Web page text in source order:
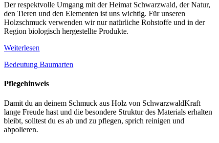
Der respektvolle Umgang mit der Heimat Schwarzwald, der Natur,
den Tieren und den Elementen ist uns wichtig. Für unseren
Holzschmuck verwenden wir nur natürliche Rohstoffe und in der
Region biologisch hergestellte Produkte.
Weiterlesen
Bedeutung Baumarten
Pflegehinweis
Damit du an deinem Schmuck aus Holz von SchwarzwaldKraft
lange Freude hast und die besondere Struktur des Materials erhalten
bleibt, solltest du es ab und zu pflegen, sprich reinigen und
abpolieren.